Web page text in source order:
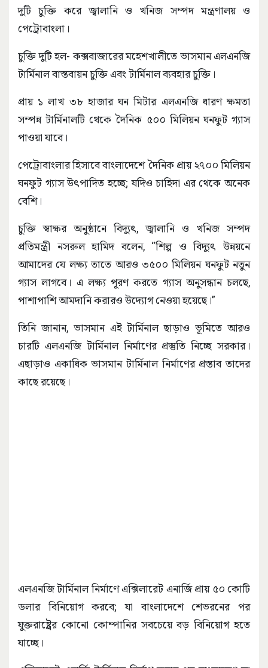
দুটি চুক্তি করে জ্বালানি ও খনিজ সম্পদ মন্ত্রণালয় ও
পেট্রোবাংলা।
চুক্তি দুটি হল- কক্সবাজারের মহেশখালীতে ভাসমান এলএনজি
টার্মিনাল বাস্তবায়ন চুক্তি এবং টার্মিনাল ব্যবহার চুক্তি।
প্রায় ১ লাখ ৩৮ হাজার ঘন মিটার এলএনজি ধারণ ক্ষমতা
সম্পন্ন টার্মিনালটি থেকে দৈনিক ৫০০ মিলিয়ন ঘনফুট গ্যাস
পাওয়া যাবে।
পেট্রোবাংলার হিসাবে বাংলাদেশে দৈনিক প্রায় ২৭০০ মিলিয়ন
ঘনফুট গ্যাস উৎপাদিত হচ্ছে; যদিও চাহিদা এর থেকে অনেক
বেশি।
চুক্তি স্বাক্ষর অনুষ্ঠানে বিদ্যুৎ, জ্বালানি ও খনিজ সম্পদ
প্রতিমন্ত্রী নসরুল হামিদ বলেন, “শিল্প ও বিদ্যুৎ উন্নয়নে
আমাদের যে লক্ষ্য তাতে আরও ৩৫০০ মিলিয়ন ঘনফুট নতুন
গ্যাস লাগবে। এ লক্ষ্য পূরণ করতে গ্যাস অনুসন্ধান চলছে,
পাশাপাশি আমদানি করারও উদ্যোগ নেওয়া হয়েছে।”
তিনি জানান, ভাসমান এই টার্মিনাল ছাড়াও ভূমিতে আরও
চারটি এলএনজি টার্মিনাল নির্মাণের প্রস্তুতি নিচ্ছে সরকার।
এছাড়াও একাধিক ভাসমান টার্মিনাল নির্মাণের প্রস্তাব তাদের
কাছে রয়েছে।
এলএনজি টার্মিনাল নির্মাণে এক্সিলারেট এনার্জি প্রায় ৫০ কোটি
ডলার বিনিয়োগ করবে; যা বাংলাদেশে শেভরনের পর
যুক্তরাষ্ট্রের কোনো কোম্পানির সবচেয়ে বড় বিনিয়োগ হতে
যাচ্ছে।